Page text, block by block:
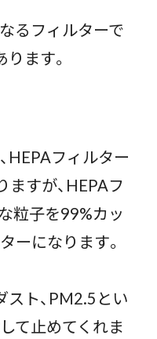
るフィルターで
ます。
HEPAフィルター
すが、HEPAフ
粒子を99%カッ
ーになります。
スト、PM2.5とい
て止めてくれま